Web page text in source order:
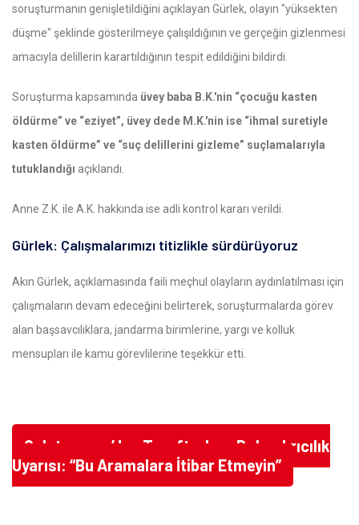
soruşturmanın genişletildiğini açıklayan Gürlek, olayın "yüksekten
düşme" şeklinde gösterilmeye çalışıldığının ve gerçeğin gizlenmesi
amacıyla delillerin karartıldığının tespit edildiğini bildirdi.
Soruşturma kapsamında üvey baba B.K.'nin “çocuğu kasten
öldürme” ve “eziyet”, üvey dede M.K.'nin ise “ihmal suretiyle
kasten öldürme” ve “suç delillerini gizleme” suçlamalarıyla
tutuklandığı açıklandı.
Anne Z.K. ile A.K. hakkında ise adli kontrol kararı verildi.
Gürlek: Çalışmalarımızı titizlikle sürdürüyoruz
Akın Gürlek, açıklamasında faili meçhul olayların aydınlatılması için
çalışmaların devam edeceğini belirterek, soruşturmalarda görev
alan başsavcılıklara, jandarma birimlerine, yargı ve kolluk
mensupları ile kamu görevlilerine teşekkür etti.
Galatasaray’dan Taraftarlara Dolandırıcılık
Uyarısı: “Bu Aramalara İtibar Etmeyin”